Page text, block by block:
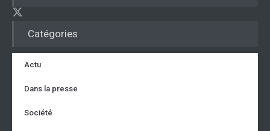
Catégories
Actu
Dans la presse
Société